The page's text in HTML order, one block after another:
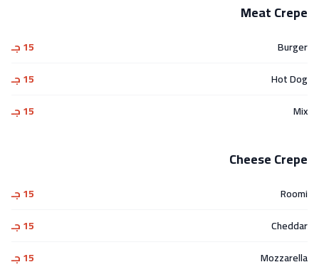
Meat Crepe
Burger
15 جـ
Hot Dog
15 جـ
Mix
15 جـ
Cheese Crepe
Roomi
15 جـ
Cheddar
15 جـ
Mozzarella
15 جـ